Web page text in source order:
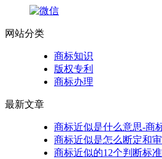
网站分类
商标知识
版权专利
商标办理
最新文章
商标近似是什么意思-商
商标近似是怎么断定和
商标近似的12个判断标